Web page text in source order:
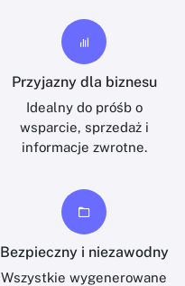
Przyjazny dla biznesu
Idealny do próśb o
wsparcie, sprzedaż i
informacje zwrotne.
Bezpieczny i niezawodny
Wszystkie wygenerowane